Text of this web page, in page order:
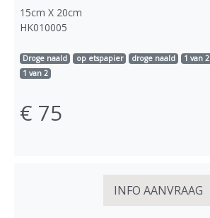
15cm X 20cm
HK010005
Droge naald op etspapier droge naald 1 van 2
1 van 2
€ 75
INFO AANVRAAG